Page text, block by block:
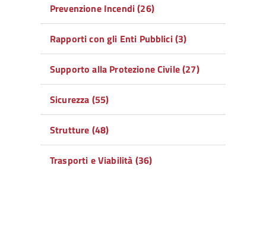
Prevenzione Incendi (26)
Rapporti con gli Enti Pubblici (3)
Supporto alla Protezione Civile (27)
Sicurezza (55)
Strutture (48)
Trasporti e Viabilità (36)